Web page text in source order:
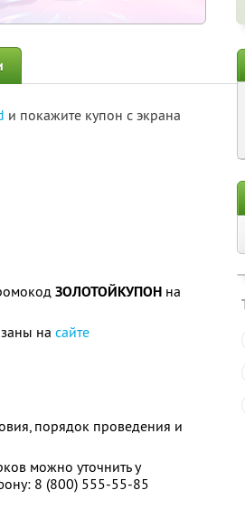
и покажите купон с экрана
ЗОЛОТОЙКУПОН на
на сайте
порядок проведения и
можно уточнить у
8 (800) 555-55-85